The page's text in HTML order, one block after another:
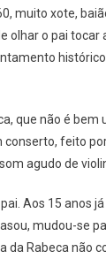
muito xote,
olhar o pai
que não é
conserto, feito
agudo de
Aos 15 anos
mudou-se
da Rabeca não